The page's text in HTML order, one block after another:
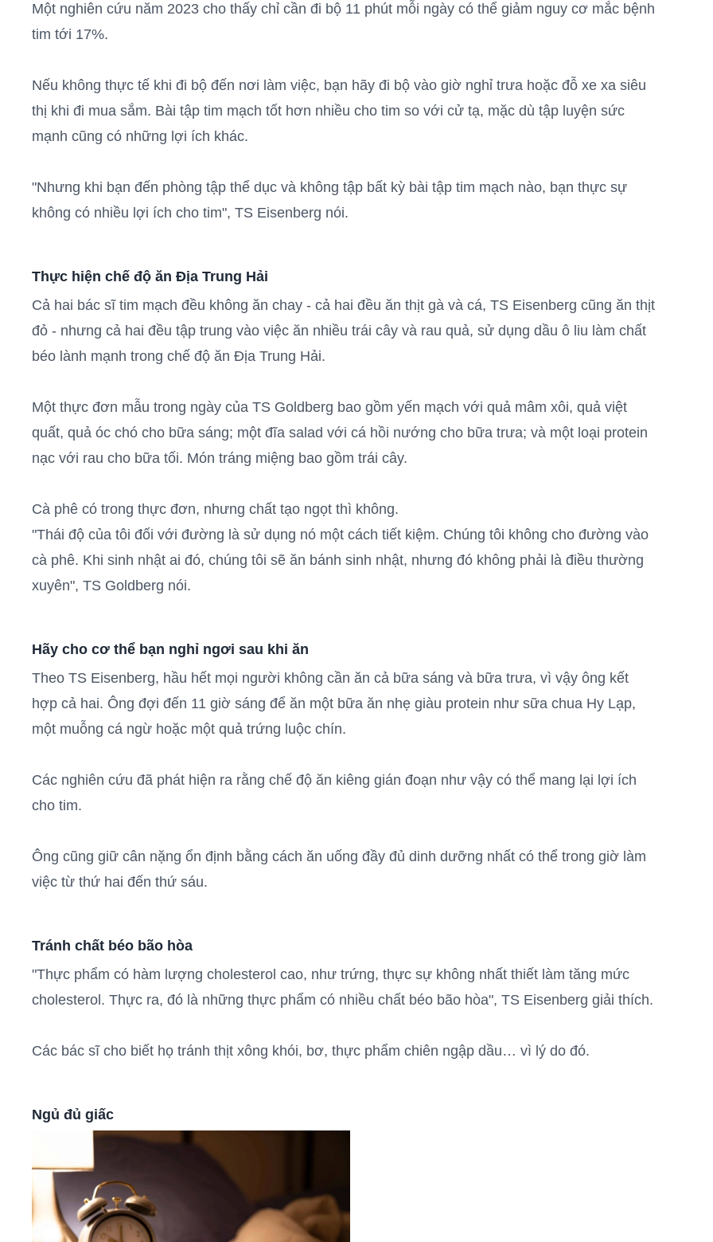
Một nghiên cứu năm 2023 cho thấy chỉ cần đi bộ 11 phút mỗi ngày có thể giảm nguy cơ mắc bệnh
tim tới 17%.
Nếu không thực tế khi đi bộ đến nơi làm việc, bạn hãy đi bộ vào giờ nghỉ trưa hoặc đỗ xe xa siêu
thị khi đi mua sắm. Bài tập tim mạch tốt hơn nhiều cho tim so với cử tạ, mặc dù tập luyện sức
mạnh cũng có những lợi ích khác.
"Nhưng khi bạn đến phòng tập thể dục và không tập bất kỳ bài tập tim mạch nào, bạn thực sự
không có nhiều lợi ích cho tim", TS Eisenberg nói.
Thực hiện chế độ ăn Địa Trung Hải
Cả hai bác sĩ tim mạch đều không ăn chay - cả hai đều ăn thịt gà và cá, TS Eisenberg cũng ăn thịt
đỏ - nhưng cả hai đều tập trung vào việc ăn nhiều trái cây và rau quả, sử dụng dầu ô liu làm chất
béo lành mạnh trong chế độ ăn Địa Trung Hải.
Một thực đơn mẫu trong ngày của TS Goldberg bao gồm yến mạch với quả mâm xôi, quả việt
quất, quả óc chó cho bữa sáng; một đĩa salad với cá hồi nướng cho bữa trưa; và một loại protein
nạc với rau cho bữa tối. Món tráng miệng bao gồm trái cây.
Cà phê có trong thực đơn, nhưng chất tạo ngọt thì không.
"Thái độ của tôi đối với đường là sử dụng nó một cách tiết kiệm. Chúng tôi không cho đường vào
cà phê. Khi sinh nhật ai đó, chúng tôi sẽ ăn bánh sinh nhật, nhưng đó không phải là điều thường
xuyên", TS Goldberg nói.
Hãy cho cơ thể bạn nghỉ ngơi sau khi ăn
Theo TS Eisenberg, hầu hết mọi người không cần ăn cả bữa sáng và bữa trưa, vì vậy ông kết
hợp cả hai. Ông đợi đến 11 giờ sáng để ăn một bữa ăn nhẹ giàu protein như sữa chua Hy Lạp,
một muỗng cá ngừ hoặc một quả trứng luộc chín.
Các nghiên cứu đã phát hiện ra rằng chế độ ăn kiêng gián đoạn như vậy có thể mang lại lợi ích
cho tim.
Ông cũng giữ cân nặng ổn định bằng cách ăn uống đầy đủ dinh dưỡng nhất có thể trong giờ làm
việc từ thứ hai đến thứ sáu.
Tránh chất béo bão hòa
"Thực phẩm có hàm lượng cholesterol cao, như trứng, thực sự không nhất thiết làm tăng mức
cholesterol. Thực ra, đó là những thực phẩm có nhiều chất béo bão hòa", TS Eisenberg giải thích.
Các bác sĩ cho biết họ tránh thịt xông khói, bơ, thực phẩm chiên ngập dầu… vì lý do đó.
Ngủ đủ giấc